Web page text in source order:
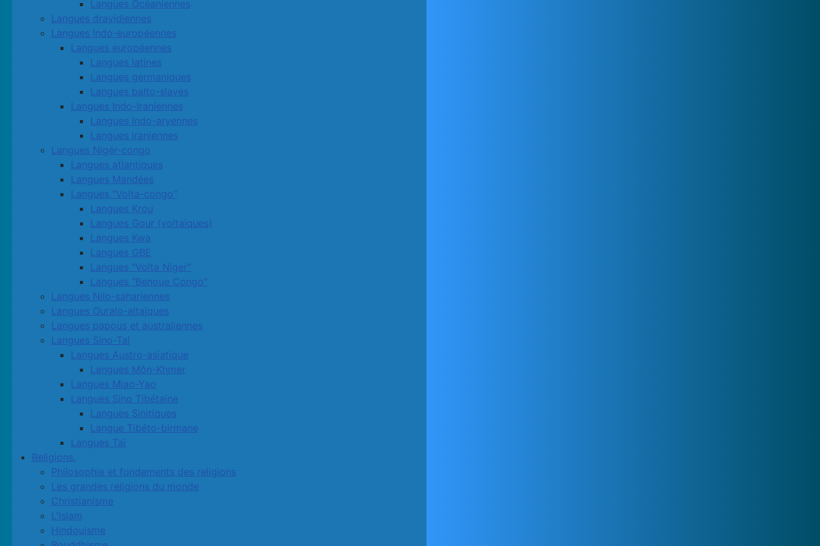
Langues Océaniennes
Langues dravidiennes
Langues Indo-européennes
Langues européennes
Langues latines
Langues germaniques
Langues balto-slaves
Langues Indo-Iraniennes
Langues Indo-aryennes
Langues iraniennes
Langues Nigér-congo
Langues atlantiques
Langues Mandées
Langues "Volta-congo"
Langues Krou
Langues Gour (voltaïques)
Langues Kwa
Langues GBE
Langues "Volta Niger"
Langues "Benoue Congo"
Langues Nilo-sahariennes
Langues Ouralo-altaïques
Langues papous et australiennes
Langues Sino-Tai
Langues Austro-asiatique
Langues Môn-Khmer
Langues Miao-Yao
Langues Sino Tibétaine
Langues Sinitiques
Langue Tibéto-birmane
Langues Taï
Religions.
Philosophie et fondements des religions
Les grandes religions du monde
Christianisme
L'Islam
Hindouisme